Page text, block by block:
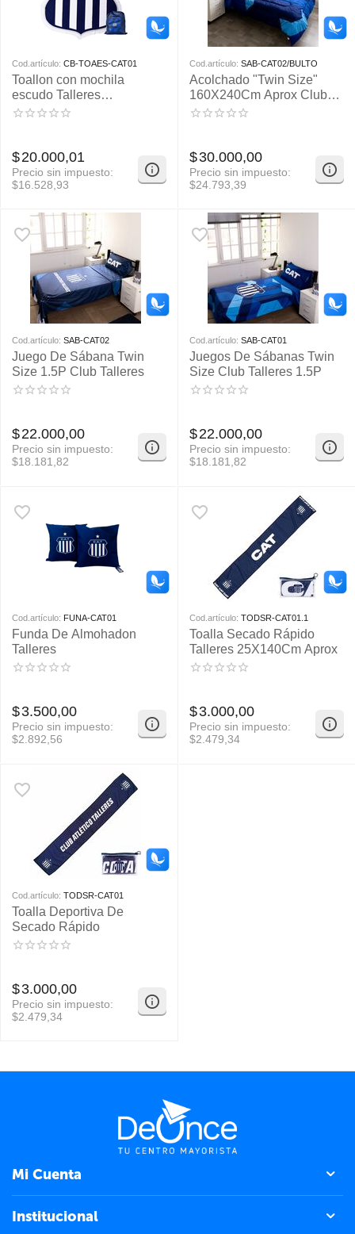
Cod.artículo: CB-TOAES-CAT01
Toallon con mochila
escudo Talleres
140x165cm aprox
$20.000,01
Precio sin impuesto:
$16.528,93
Cod.artículo: SAB-CAT02/BULTO
Acolchado "Twin Size"
160X240Cm Aprox Club
Talleres
$30.000,00
Precio sin impuesto:
$24.793,39
Cod.artículo: SAB-CAT02
Juego De Sábana Twin
Size 1.5P Club Talleres
$22.000,00
Precio sin impuesto:
$18.181,82
Cod.artículo: SAB-CAT01
Juegos De Sábanas Twin
Size Club Talleres 1.5P
$22.000,00
Precio sin impuesto:
$18.181,82
Cod.artículo: FUNA-CAT01
Funda De Almohadon
Talleres
$3.500,00
Precio sin impuesto:
$2.892,56
Cod.artículo: TODSR-CAT01.1
Toalla Secado Rápido
Talleres 25X140Cm Aprox
$3.000,00
Precio sin impuesto:
$2.479,34
Cod.artículo: TODSR-CAT01
Toalla Deportiva De
Secado Rápido
$3.000,00
Precio sin impuesto:
$2.479,34
Mi Cuenta
Institucional